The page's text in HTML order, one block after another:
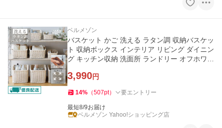
ベルメゾン
バスケット かご 洗える ラタン調 収納バスケッ
ト 収納ボックス インテリア リビング ダイニン
グ キッチン収納 洗面所 ランドリー オフホワイ
3,990円
14% （507pt） 要エントリー
最短8/9お届け
ベルメゾン Yahoo!ショッピング店